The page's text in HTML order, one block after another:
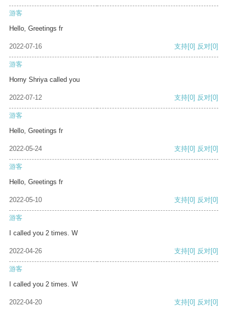
游客
Hello, Greetings fr
2022-07-16 支持[0] 反对[0]
游客
Horny Shriya called you
2022-07-12 支持[0] 反对[0]
游客
Hello, Greetings fr
2022-05-24 支持[0] 反对[0]
游客
Hello, Greetings fr
2022-05-10 支持[0] 反对[0]
游客
I called you 2 times. W
2022-04-26 支持[0] 反对[0]
游客
I called you 2 times. W
2022-04-20 支持[0] 反对[0]